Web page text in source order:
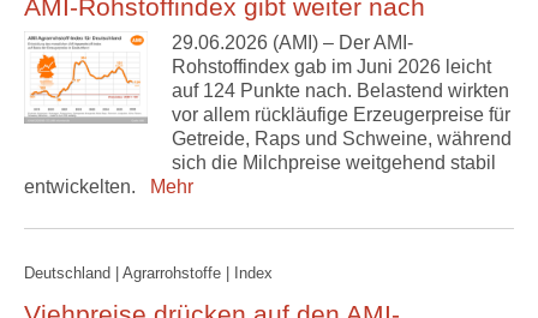
AMI-Rohstoffindex gibt weiter nach
29.06.2026 (AMI) – Der AMI-
Rohstoffindex gab im Juni 2026 leicht
auf 124 Punkte nach. Belastend wirkten
vor allem rückläufige Erzeugerpreise für
Getreide, Raps und Schweine, während
sich die Milchpreise weitgehend stabil
entwickelten.
Mehr
Deutschland | Agrarrohstoffe | Index